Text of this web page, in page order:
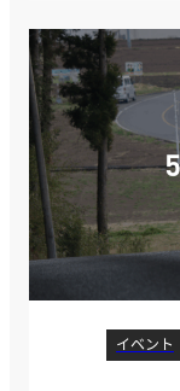
イベント